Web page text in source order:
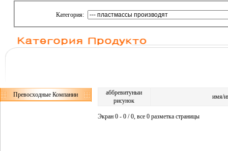
Категория:
Превосходные Компании
аббревитуныи
рисунок
имя/
Экран 0 - 0 / 0, все 0 разметка страницы